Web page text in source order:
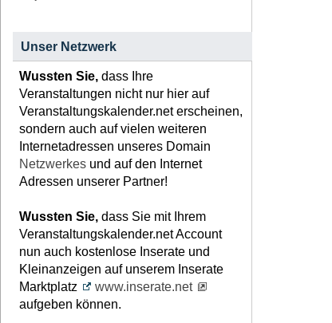
Unser Netzwerk
Wussten Sie, dass Ihre
Veranstaltungen nicht nur hier auf
Veranstaltungskalender.net erscheinen,
sondern auch auf vielen weiteren
Internetadressen unseres Domain
Netzwerkes und auf den Internet
Adressen unserer Partner!
Wussten Sie, dass Sie mit Ihrem
Veranstaltungskalender.net Account
nun auch kostenlose Inserate und
Kleinanzeigen auf unserem Inserate
Marktplatz
www.inserate.net
aufgeben können.